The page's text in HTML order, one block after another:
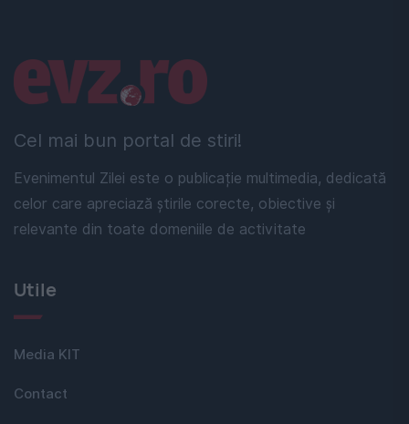
Cel mai bun portal de stiri!
Evenimentul Zilei este o publicație multimedia, dedicată
celor care apreciază știrile corecte, obiective și
relevante din toate domeniile de activitate
Linkuri utile
Utile
Media KIT
Contact